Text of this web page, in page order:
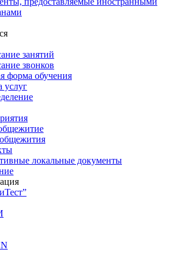
занятий
звонков
форма обучения
услуг
локальные документы